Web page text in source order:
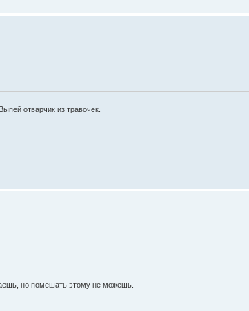
отварчик из травочек.
но помешать этому не можешь.